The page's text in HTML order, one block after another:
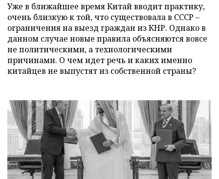
Уже в ближайшее время Китай вводит практику,
очень близкую к той, что существовала в СССР –
ограничения на выезд граждан из КНР. Однако в
данном случае новые правила объясняются вовсе
не политическими, а технологическими
причинами. О чем идет речь и каких именно
китайцев не выпустят из собственной страны?